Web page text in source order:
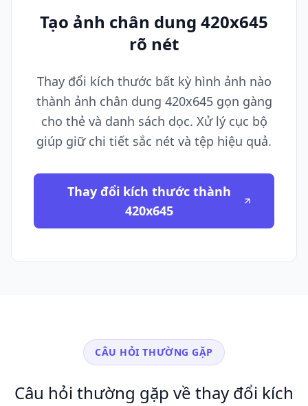
Tạo ảnh chân dung 420x645
rõ nét
Thay đổi kích thước bất kỳ hình ảnh nào
thành ảnh chân dung 420x645 gọn gàng
cho thẻ và danh sách dọc. Xử lý cục bộ
giúp giữ chi tiết sắc nét và tệp hiệu quả.
Thay đổi kích thước thành
420x645
CÂU HỎI THƯỜNG GẶP
Câu hỏi thường gặp về thay đổi kích